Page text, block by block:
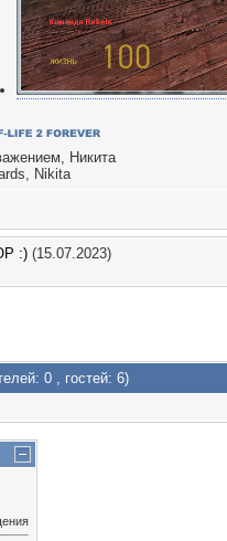
Никита
Nikita
:) (15.07.2023)
0 , гостей: 6)